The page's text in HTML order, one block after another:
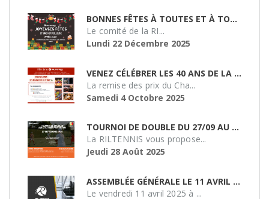
BONNES FÊTES À TOUTES ET À TOUS !
Le comité de la RI...
Lundi 22 Décembre 2025
VENEZ CÉLÉBRER LES 40 ANS DE LA RILTENNIS !
La remise des prix du Cha...
Samedi 4 Octobre 2025
TOURNOI DE DOUBLE DU 27/09 AU SMASH 51
La RILTENNIS vous propose...
Jeudi 28 Août 2025
ASSEMBLÉE GÉNÉRALE LE 11 AVRIL 2025 À 19H
Le vendredi 11 avril 2025 à ...